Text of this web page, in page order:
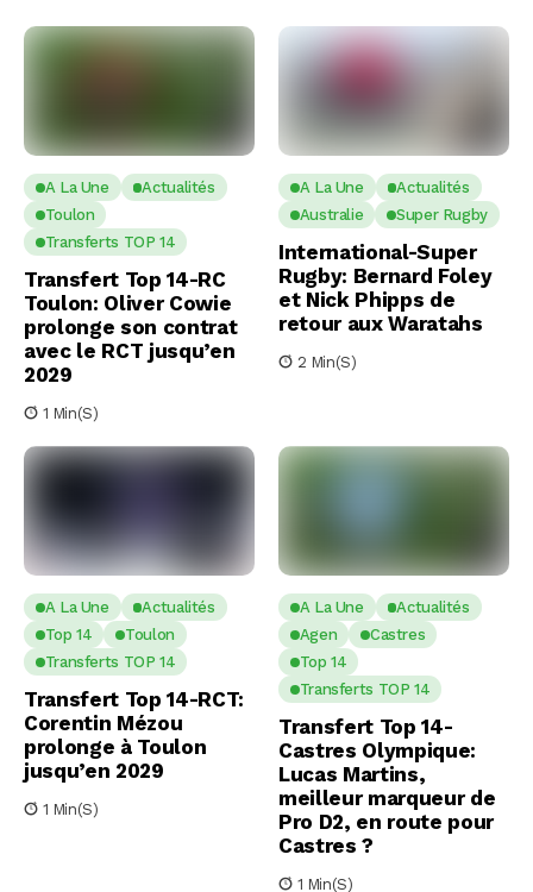
A La Une
Actualités
Toulon
Transferts TOP 14
Transfert Top 14-RC
Toulon: Oliver Cowie
prolonge son contrat
avec le RCT jusqu’en
2029
1 Min(s)
A La Une
Actualités
Australie
Super Rugby
International-Super
Rugby: Bernard Foley
et Nick Phipps de
retour aux Waratahs
2 Min(s)
A La Une
Actualités
Top 14
Toulon
Transferts TOP 14
Transfert Top 14-RCT:
Corentin Mézou
prolonge à Toulon
jusqu’en 2029
1 Min(s)
A La Une
Actualités
Agen
Castres
Top 14
Transferts TOP 14
Transfert Top 14-
Castres Olympique:
Lucas Martins,
meilleur marqueur de
Pro D2, en route pour
Castres ?
1 Min(s)